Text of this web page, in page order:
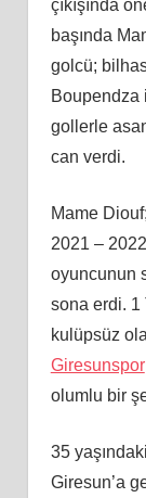
çıkışında
başında
golcü;
Boupendza
gollerle
can verdi.
Mame
2021 –
oyuncunun
sona erdi. 1
kulüpsüz
Giresunspor
olumlu bir
35
Giresun’a